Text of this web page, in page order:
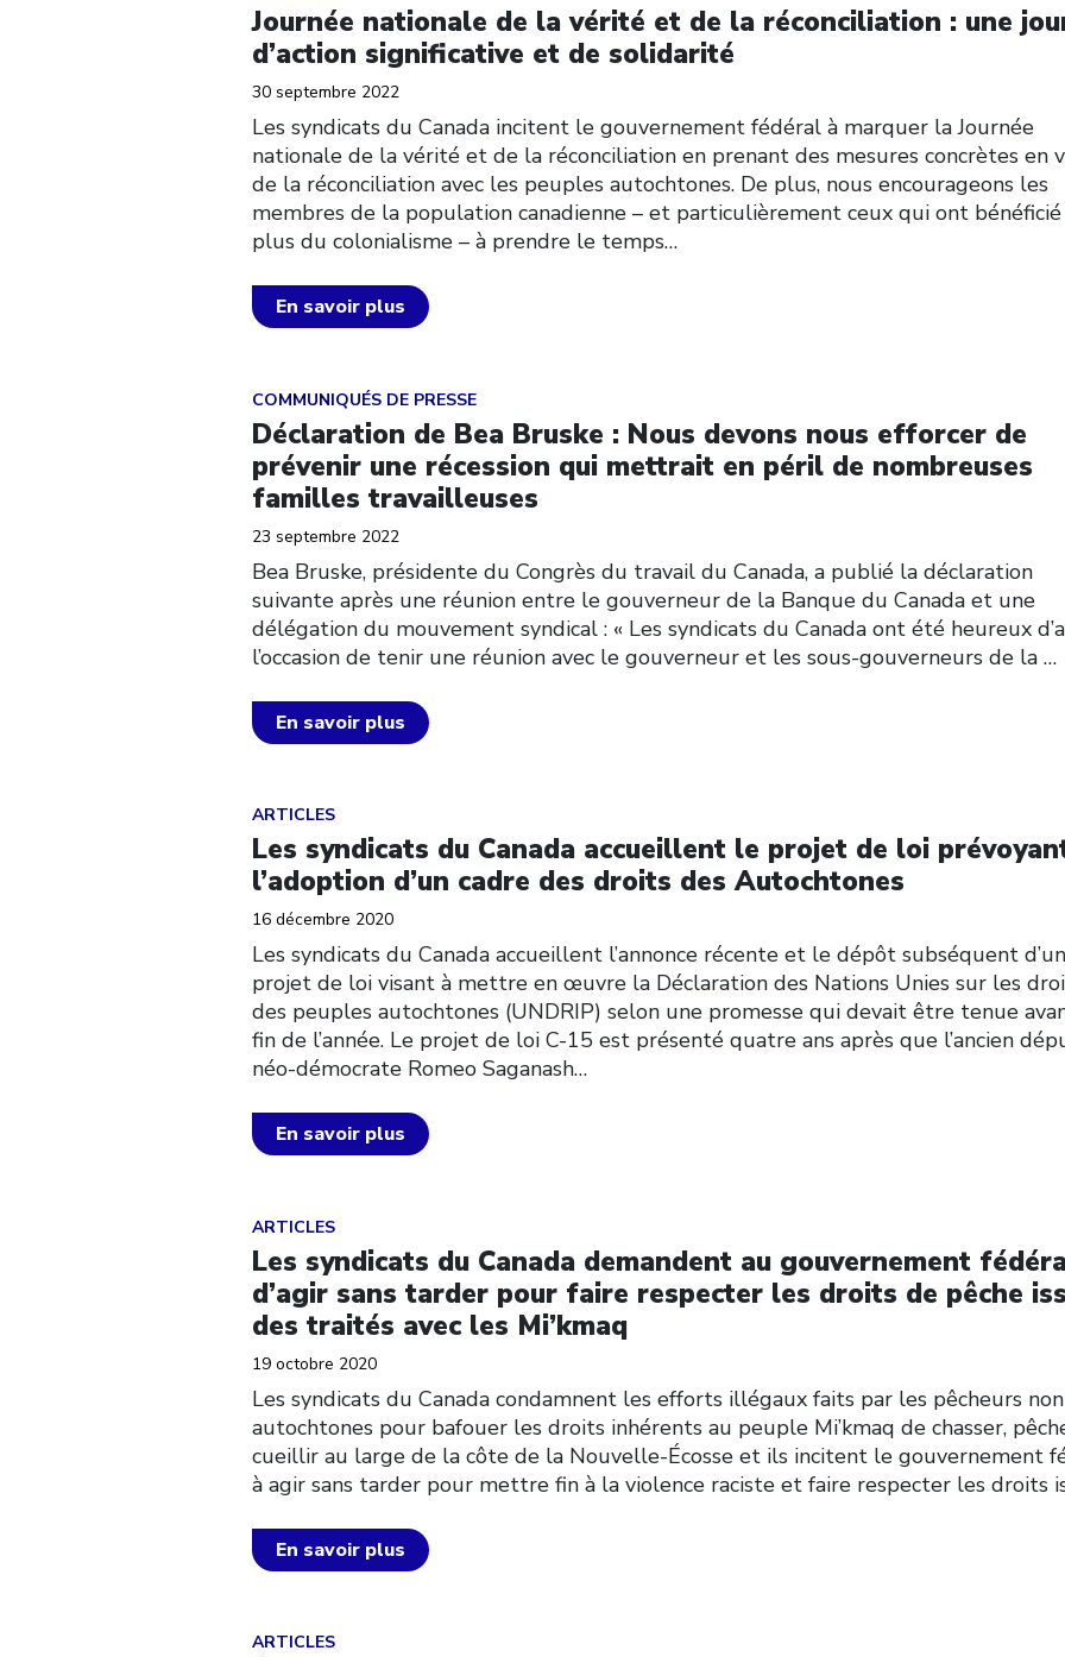
Journée nationale de la vérité et de la réconciliation : une
d’action significative et de solidarité
30 septembre 2022
Les syndicats du Canada incitent le gouvernement fédéral à marquer la Journée
nationale de la vérité et de la réconciliation en prenant des mesures concrètes en
de la réconciliation avec les peuples autochtones. De plus, nous encourageons les
membres de la population canadienne – et particulièrement ceux qui ont
plus du colonialisme – à prendre le temps…
En savoir plus
COMMUNIQUÉS DE PRESSE
Déclaration de Bea Bruske : Nous devons nous efforcer de
prévenir une récession qui mettrait en péril de nombreuses
familles travailleuses
23 septembre 2022
Bea Bruske, présidente du Congrès du travail du Canada, a publié la déclaration
suivante après une réunion entre le gouverneur de la Banque du Canada et une
délégation du mouvement syndical : « Les syndicats du Canada ont été heureux
l’occasion de tenir une réunion avec le gouverneur et les sous-gouverneurs de la …
En savoir plus
Click to open the link
ARTICLES
Les syndicats du Canada accueillent le projet de loi
l’adoption d’un cadre des droits des Autochtones
16 décembre 2020
Les syndicats du Canada accueillent l’annonce récente et le dépôt subséquent d’un
projet de loi visant à mettre en œuvre la Déclaration des Nations Unies sur les
des peuples autochtones (UNDRIP) selon une promesse qui devait être tenue
fin de l’année. Le projet de loi C-15 est présenté quatre ans après que l’ancien
néo-démocrate Romeo Saganash…
En savoir plus
Click to open the link
ARTICLES
Les syndicats du Canada demandent au gouvernement
d’agir sans tarder pour faire respecter les droits de pêche
des traités avec les Mi’kmaq
19 octobre 2020
Les syndicats du Canada condamnent les efforts illégaux faits par les pêcheurs non
autochtones pour bafouer les droits inhérents au peuple Mi’kmaq de chasser,
cueillir au large de la côte de la Nouvelle-Écosse et ils incitent le gouvernement
à agir sans tarder pour mettre fin à la violence raciste et faire respecter les droits
En savoir plus
ARTICLES
Click to open the link